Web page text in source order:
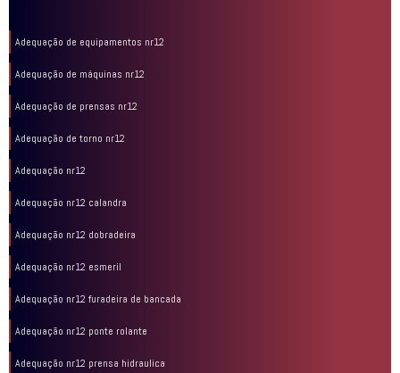
Adequação de equipamentos nr12
Adequação de máquinas nr12
Adequação de prensas nr12
Adequação de torno nr12
Adequação nr12
Adequação nr12 calandra
Adequação nr12 dobradeira
Adequação nr12 esmeril
Adequação nr12 furadeira de bancada
Adequação nr12 ponte rolante
Adequação nr12 prensa hidraulica